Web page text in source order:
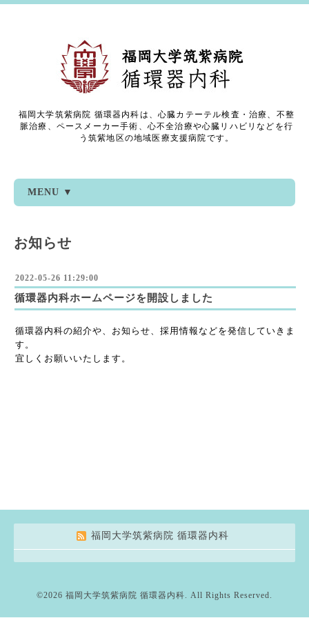
福岡大学筑紫病院 循環器内科は、心臓カテーテル検査・治療、不整
脈治療、ペースメーカー手術、心不全治療や心臓リハビリなどを行
う筑紫地区の地域医療支援病院です。
MENU ▼
お知らせ
2022-05-26 11:29:00
循環器内科ホームページを開設しました
循環器内科の紹介や、お知らせ、採用情報などを発信していきま
す。
宜しくお願いいたします。
福岡大学筑紫病院 循環器内科
©2026 福岡大学筑紫病院 循環器内科. All Rights Reserved.